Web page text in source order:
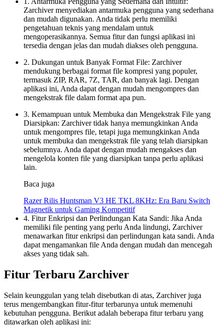
Zarchiver menyediakan antarmuka pengguna yang sederhana
dan mudah digunakan. Anda tidak perlu memiliki
pengetahuan teknis yang mendalam untuk
mengoperasikannya. Semua fitur dan fungsi aplikasi ini
tersedia dengan jelas dan mudah diakses oleh pengguna.
2. Dukungan untuk Banyak Format File: Zarchiver
mendukung berbagai format file kompresi yang populer,
termasuk ZIP, RAR, 7Z, TAR, dan banyak lagi. Dengan
aplikasi ini, Anda dapat dengan mudah mengompres dan
mengekstrak file dalam format apa pun.
3. Kemampuan untuk Membuka dan Mengekstrak File yang
Diarsipkan: Zarchiver tidak hanya memungkinkan Anda
untuk mengompres file, tetapi juga memungkinkan Anda
untuk membuka dan mengekstrak file yang telah diarsipkan
sebelumnya. Anda dapat dengan mudah mengakses dan
mengelola konten file yang diarsipkan tanpa perlu aplikasi
lain.
Baca juga
Razer Rilis Huntsman V3 HE TKL 8KHz: Era Baru Switch
Magnetik untuk Gaming Kompetitif
4. Fitur Enkripsi dan Perlindungan Kata Sandi: Jika Anda
memiliki file penting yang perlu Anda lindungi, Zarchiver
menawarkan fitur enkripsi dan perlindungan kata sandi. Anda
dapat mengamankan file Anda dengan mudah dan mencegah
akses yang tidak sah.
Fitur Terbaru Zarchiver
Selain keunggulan yang telah disebutkan di atas, Zarchiver juga
terus mengembangkan fitur-fitur terbarunya untuk memenuhi
kebutuhan pengguna. Berikut adalah beberapa fitur terbaru yang
ditawarkan oleh aplikasi ini: